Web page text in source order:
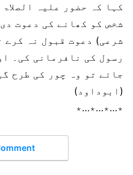
کہا کہ حضور علیہ
شخص کو کھانے کی دعوت
شرعی) دعوت قبول نہ کرے
رسول کی نافرمانی کی۔
جائے تو وہ چور کی طرح
(ابوداود)
٭…٭…٭…٭